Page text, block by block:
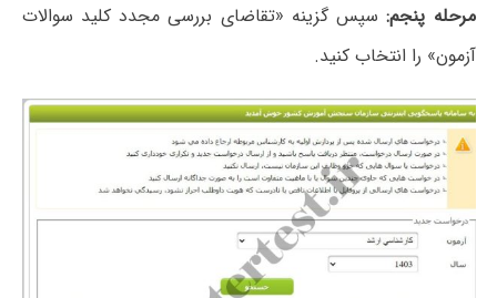
مرحله پنجم:سپس گزینه «تقاضای بررسی مجدد کلید سوالات
آزمون» را انتخاب کنید.